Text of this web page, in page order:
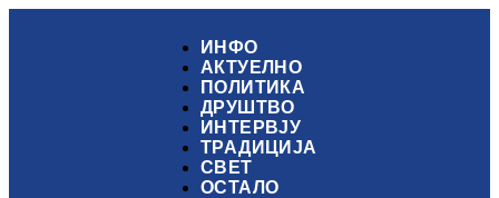
ИНФО
АКТУЕЛНО
ПОЛИТИКА
ДРУШТВО
ИНТЕРВЈУ
ТРАДИЦИЈА
СВЕТ
ОСТАЛО